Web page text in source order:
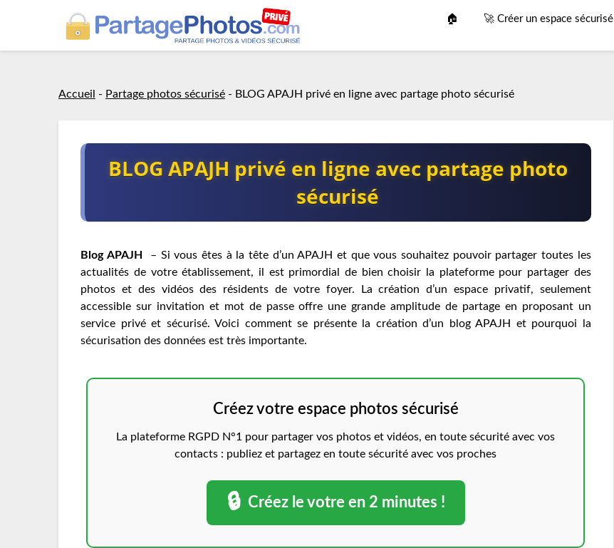
🏠 🚀 Créer un espace sécurisé
Accueil - Partage photos sécurisé - BLOG APAJH privé en ligne avec partage photo sécurisé
BLOG APAJH privé en ligne avec partage photo
sécurisé
Blog APAJH
– Si vous êtes à la tête d’un APAJH et que vous souhaitez pouvoir partager toutes les
actualités de votre établissement, il est primordial de bien choisir la plateforme pour partager des
photos et des vidéos des résidents de votre foyer. La création d’un espace privatif, seulement
accessible sur invitation et mot de passe offre une grande amplitude de partage en proposant un
service privé et sécurisé. Voici comment se présente la création d’un blog APAJH et pourquoi la
sécurisation des données est très importante.
Créez votre espace photos sécurisé
La plateforme RGPD N°1 pour partager vos photos et vidéos, en toute sécurité avec vos
contacts : publiez et partagez en toute sécurité avec vos proches
🔒 Créez le votre en 2 minutes !